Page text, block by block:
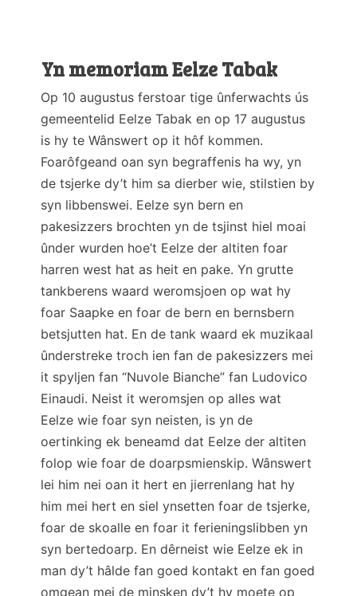
Yn memoriam Eelze Tabak
Op 10 augustus ferstoar tige ûnferwachts ús
gemeentelid Eelze Tabak en op 17 augustus
is hy te Wânswert op it hôf kommen.
Foarôfgeand oan syn begraffenis ha wy, yn
de tsjerke dy’t him sa dierber wie, stilstien by
syn libbenswei. Eelze syn bern en
pakesizzers brochten yn de tsjinst hiel moai
ûnder wurden hoe’t Eelze der altiten foar
harren west hat as heit en pake. Yn grutte
tankberens waard weromsjoen op wat hy
foar Saapke en foar de bern en bernsbern
betsjutten hat. En de tank waard ek muzikaal
ûnderstreke troch ien fan de pakesizzers mei
it spyljen fan “Nuvole Bianche” fan Ludovico
Einaudi. Neist it weromsjen op alles wat
Eelze wie foar syn neisten, is yn de
oertinking ek beneamd dat Eelze der altiten
folop wie foar de doarpsmienskip. Wânswert
lei him nei oan it hert en jierrenlang hat hy
him mei hert en siel ynsetten foar de tsjerke,
foar de skoalle en foar it ferieningslibben yn
syn bertedoarp. En dêrneist wie Eelze ek in
man dy’t hâlde fan goed kontakt en fan goed
omgean mei de minsken dy’t hy moete op